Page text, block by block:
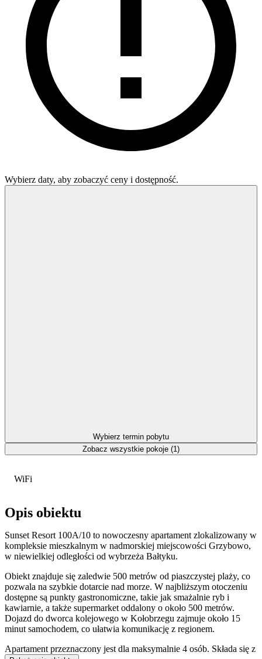
WiFi
Opis obiektu
Sunset Resort 100A/10 to nowoczesny apartament zlokalizowany w
kompleksie mieszkalnym w nadmorskiej miejscowości Grzybowo,
w niewielkiej odległości od wybrzeża Bałtyku.
Obiekt znajduje się zaledwie 500 metrów od piaszczystej plaży, co
pozwala na szybkie dotarcie nad morze. W najbliższym otoczeniu
dostępne są punkty gastronomiczne, takie jak smażalnie ryb i
kawiarnie, a także supermarket oddalony o około 500 metrów.
Dojazd do dworca kolejowego w Kołobrzegu zajmuje około 15
minut samochodem, co ułatwia komunikację z regionem.
Apartament przeznaczony jest dla maksymalnie 4 osób. Składa się z
Wybierz daty, aby zobaczyć ceny i dostępność.
Wybierz termin pobytu
Zobacz wszystkie pokoje (1)